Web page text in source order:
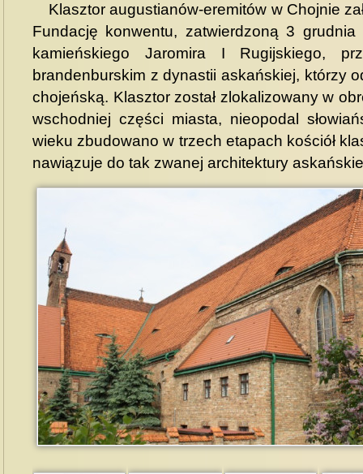
Klasztor augustianów-eremitów w Chojnie
Fundację konwentu, zatwierdzoną 3
kamieńskiego Jaromira I Rugijskiego,
brandenburskim z dynastii askańskiej, którzy
chojeńską. Klasztor został zlokalizowany w
wschodniej części miasta, nieopodal
wieku zbudowano w trzech etapach kościół
nawiązuje do tak zwanej architektury